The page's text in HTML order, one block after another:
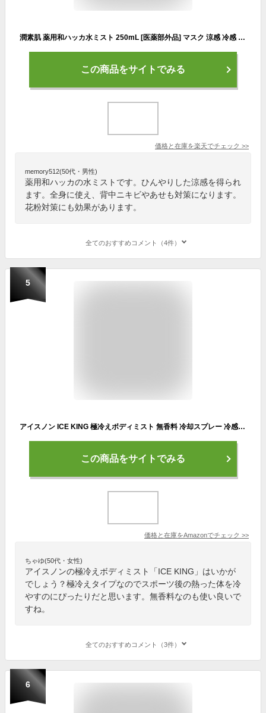
潤素肌 薬用和ハッカ水ミスト 250mL [医薬部外品] マスク 涼感 冷感 浪蘭堂 アロマ 肌荒れ対策 ひんやり 背中ニキビ あせも 顔・全身用 ボディーローション ハッカ油スプレー 冷感スプレー 鼻づまり 花粉対策 花粉
この商品をサイトでみる
価格と在庫を楽天でチェック >>
memory512(50代・男性)
薬用和ハッカの水ミストです。ひんやりした涼感を得られ
ます。全身に使え、背中ニキビやあせも対策になります。
花粉対策にも効果があります。
全てのおすすめコメント（4件）
5
アイスノン ICE KING 極冷えボディミスト 無香料 冷却スプレー 冷感 ひんやり 冷たい 体にかける 保湿 暑さ対策
この商品をサイトでみる
価格と在庫をAmazonでチェック >>
ちゃゆ(50代・女性)
アイスノンの極冷えボディミスト「ICE KING」はいかが
でしょう？極冷えタイプなのでスポーツ後の熱った体を冷
やすのにぴったりだと思います。無香料なのも使い良いで
すね。
全てのおすすめコメント（3件）
6